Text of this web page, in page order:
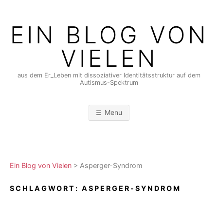
contentEIN BLOG VON
VIELEN
aus dem Er_Leben mit dissoziativer Identitätsstruktur auf dem
Autismus-Spektrum
Menu
Ein Blog von Vielen > Asperger-Syndrom
SCHLAGWORT: ASPERGER-SYNDROM